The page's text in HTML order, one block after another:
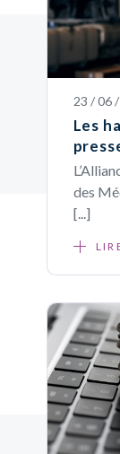
23 / 06
Les
des
[...]